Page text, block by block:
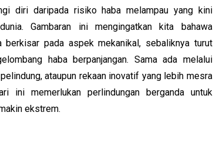
diri daripada risiko haba melampau yang kini
Gambaran ini mengingatkan kita bahawa
berkisar pada aspek mekanikal, sebaliknya turut
haba berpanjangan. Sama ada melalui
ataupun rekaan inovatif yang lebih mesra
ini memerlukan perlindungan berganda untuk
ekstrem.